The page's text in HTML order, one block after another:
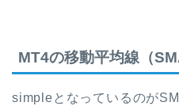
MT4の移動平均線（
simpleとなっているのが